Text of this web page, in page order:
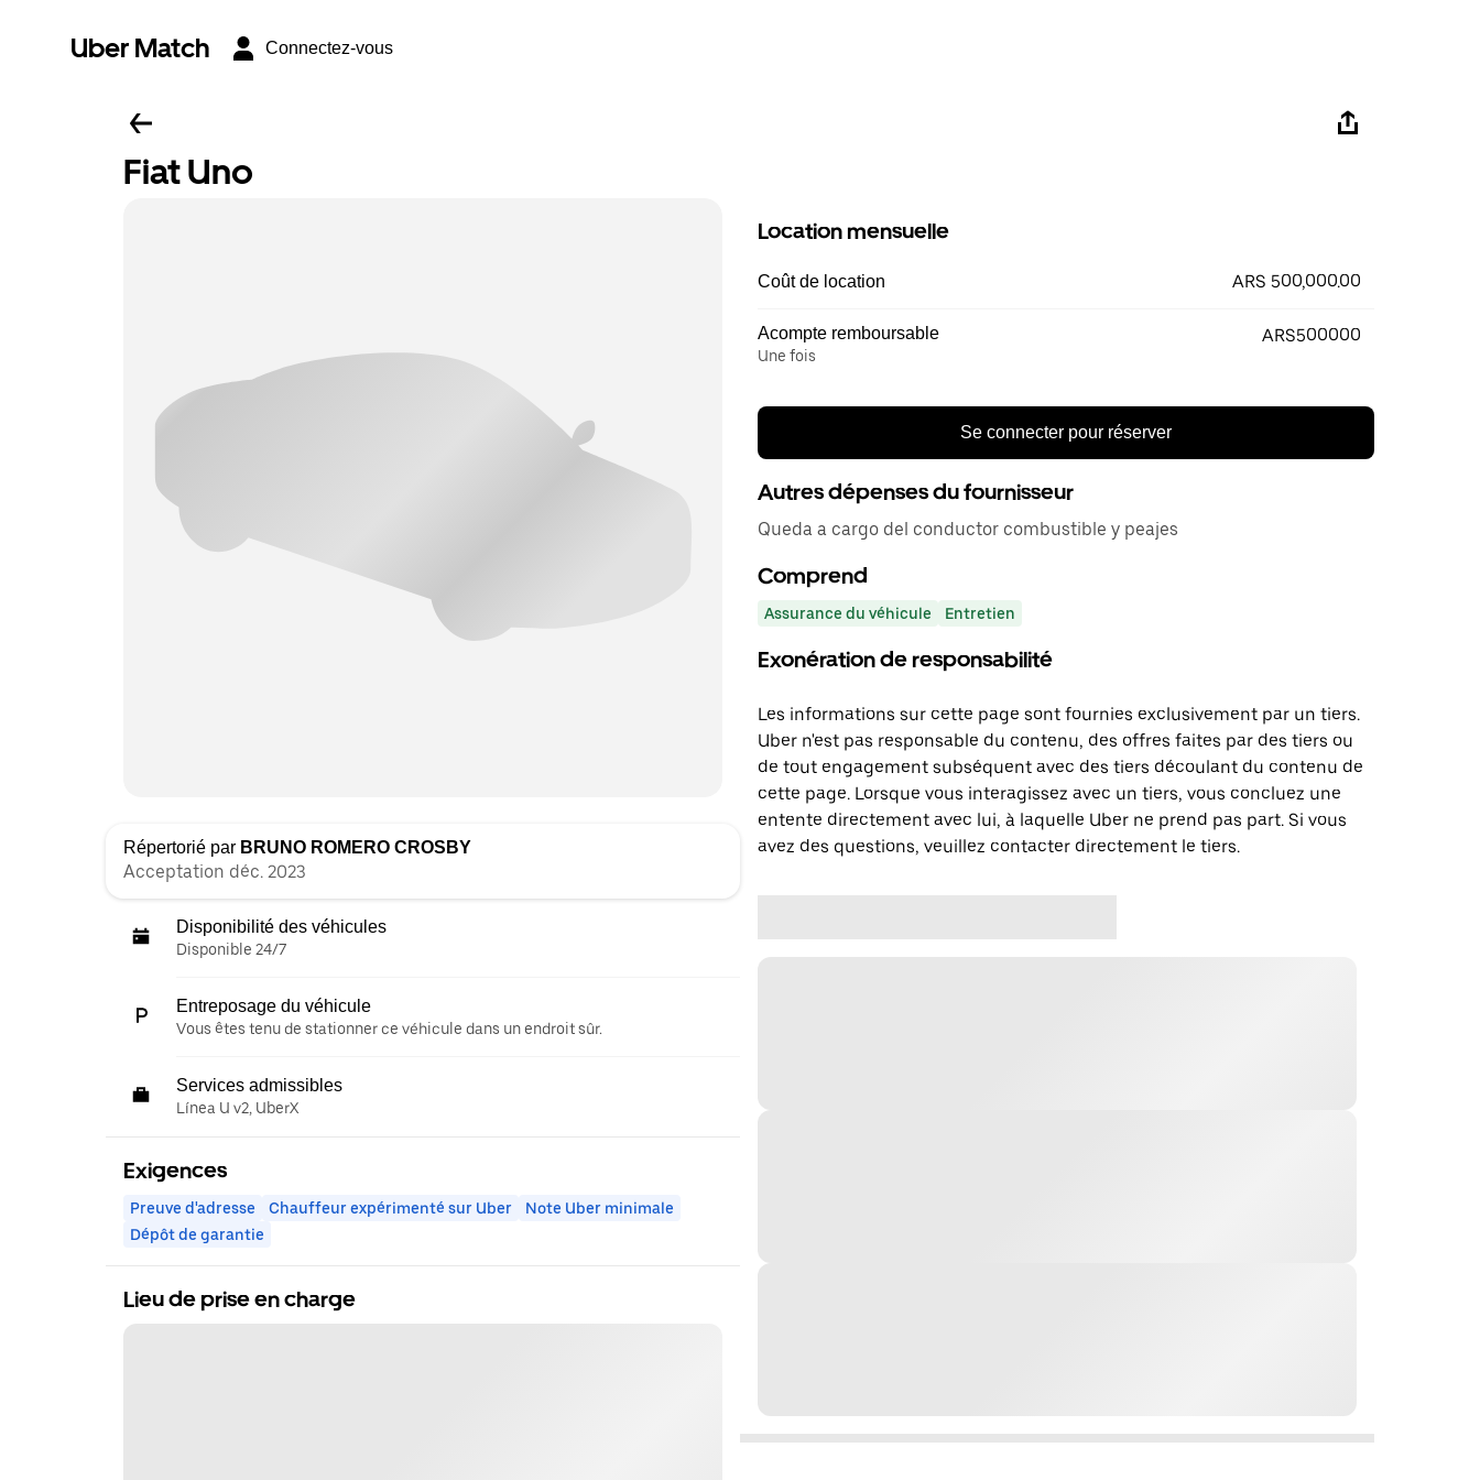
Uber Match Connectez-vous
Fiat Uno
Répertorié par BRUNO ROMERO CROSBY
Acceptation déc. 2023
Disponibilité des véhicules
Disponible 24/7
Entreposage du véhicule
Vous êtes tenu de stationner ce véhicule dans un endroit sûr.
Services admissibles
Línea U v2, UberX
Exigences
Preuve d'adresse Chauffeur expérimenté sur Uber
Note Uber minimale
Dépôt de garantie
Lieu de prise en charge
Location mensuelle
Coût de location ARS 500,000.00
Acompte remboursable
Une fois
ARS500000
Se connecter pour réserver
Autres dépenses du fournisseur
Queda a cargo del conductor combustible y peajes
Comprend
Assurance du véhicule Entretien
Exonération de responsabilité
Les informations sur cette page sont fournies exclusivement par un tiers.
Uber n'est pas responsable du contenu, des offres faites par des tiers ou
de tout engagement subséquent avec des tiers découlant du contenu de
cette page. Lorsque vous interagissez avec un tiers, vous concluez une
entente directement avec lui, à laquelle Uber ne prend pas part. Si vous
avez des questions, veuillez contacter directement le tiers.